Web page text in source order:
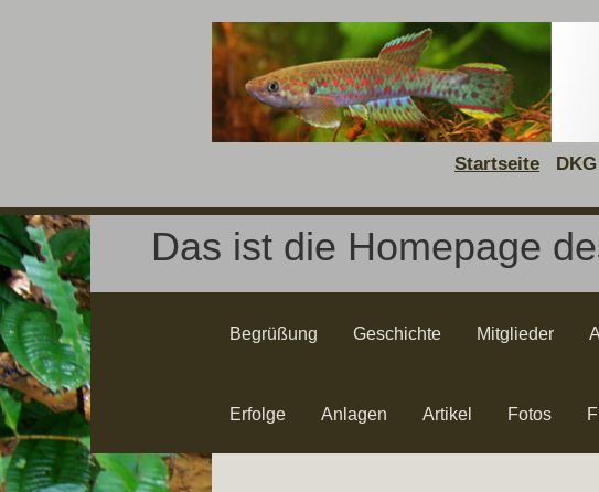
Startseite DKG
Das ist die Homepage
Begrüßung Geschichte Mitglieder
Erfolge Anlagen Artikel Fotos